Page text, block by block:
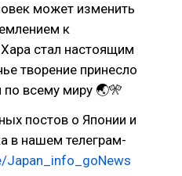
может изменить
к
стал настоящим
творение принесло
всему миру 🌏🎌
постов о Японии и
в нашем телеграм-
Japan_info_goNews